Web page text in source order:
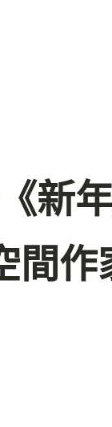
新
間作